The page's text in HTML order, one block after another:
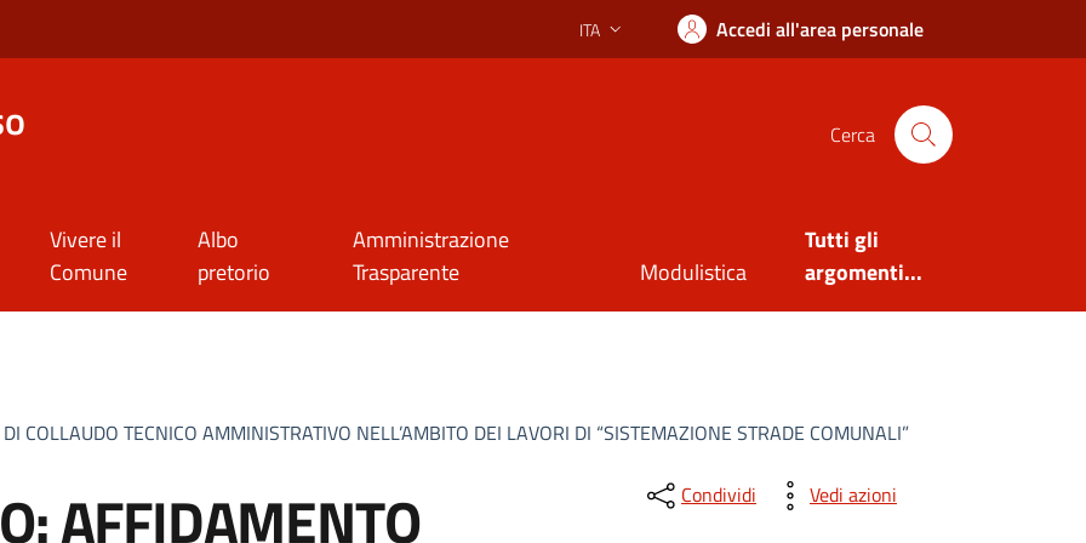
Lingua attiva:
ITA Accedi all'area personale
Cerca
Vivere il
Comune
Albo
pretorio
Amministrazione
Trasparente
Modulistica
Tutti gli
argomenti...
COLLAUDO TECNICO AMMINISTRATIVO NELL’AMBITO DEI LAVORI DI “SISTEMAZIONE STRADE COMUNALI”
AFFIDAMENTO
Condividi Vedi azioni